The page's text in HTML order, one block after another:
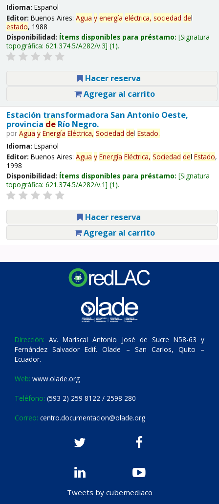
Idioma: Español
Editor: Buenos Aires: Agua y energía eléctrica, sociedad del
estado, 1988
Disponibilidad: Ítems disponibles para préstamo: Signatura
topográfica: 621.374.5/A282/v.3 (1).
Hacer reserva
Agregar al carrito
Estación transformadora San Antonio Oeste,
provincia deRío Negro.
por Agua y Energía Eléctrica, Sociedad del Estado.
Idioma: Español
Editor: Buenos Aires: Agua y Energía Eléctrica, Sociedad del Estado,
1998
Disponibilidad: Ítems disponibles para préstamo: Signatura
topográfica: 621.374.5/A282/v.1 (1).
Hacer reserva
Agregar al carrito
Dirección: Av. Mariscal Antonio José de Sucre N58-63 y
Fernández Salvador Edif. Olade – San Carlos, Quito –
Ecuador.
Web: www.olade.org
Teléfono: (593 2) 259 8122 / 2598 280
Correo: centro.documentacion@olade.org
Tweets by cubemediaco